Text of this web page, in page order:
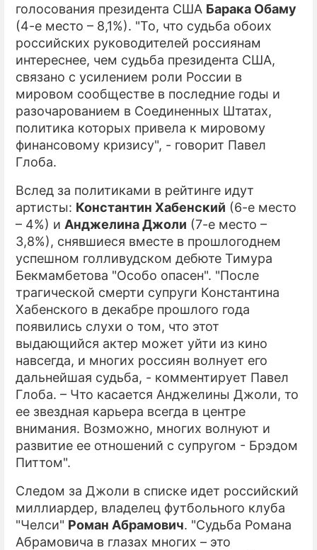
голосования президента США Барака Обаму
(4-е место – 8,1%). "То, что судьба обоих
российских руководителей россиянам
интереснее, чем судьба президента США,
связано с усилением роли России в
мировом сообществе в последние годы и
разочарованием в Соединенных Штатах,
политика которых привела к мировому
финансовому кризису", - говорит Павел
Глоба.
Вслед за политиками в рейтинге идут
артисты: Константин Хабенский (6-е место
– 4%) и Анджелина Джоли (7-е место –
3,8%), снявшиеся вместе в прошлогоднем
успешном голливудском дебюте Тимура
Бекмамбетова "Особо опасен". "После
трагической смерти супруги Константина
Хабенского в декабре прошлого года
появились слухи о том, что этот
выдающийся актер может уйти из кино
навсегда, и многих россиян волнует его
дальнейшая судьба, - комментирует Павел
Глоба. – Что касается Анджелины Джоли, то
ее звездная карьера всегда в центре
внимания. Возможно, многих волнуют и
развитие ее отношений с супругом - Брэдом
Питтом".
Следом за Джоли в списке идет российский
миллиардер, владелец футбольного клуба
"Челси" Роман Абрамович. "Судьба Романа
Абрамовича в глазах многих – это